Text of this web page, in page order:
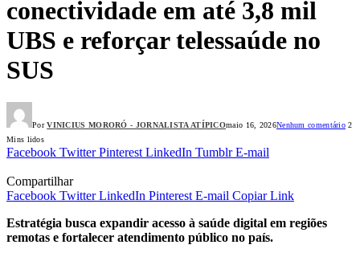
conectividade em até 3,8 mil
UBS e reforçar telessaúde no
SUS
Por VINICIUS MORORÓ - JORNALISTA ATÍPICOmaio 16, 2026Nenhum comentário 2
Mins lidos
Facebook Twitter Pinterest LinkedIn Tumblr E-mail
Compartilhar
Facebook Twitter LinkedIn Pinterest E-mail Copiar Link
Estratégia busca expandir acesso à saúde digital em regiões
remotas e fortalecer atendimento público no país.